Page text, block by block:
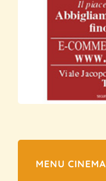
MENU CINEMA